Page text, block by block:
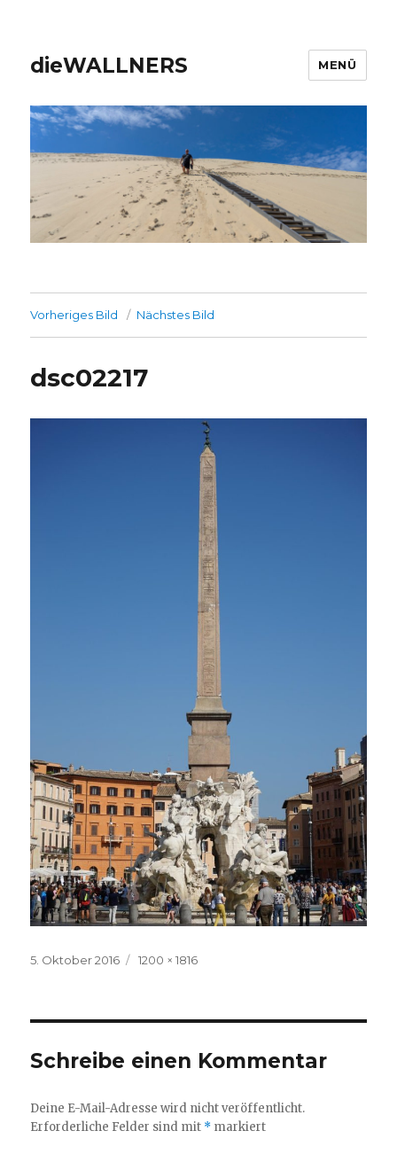
dieWALLNERS MENÜ
Vorheriges Bild Nächstes Bild
dsc02217
Veröffentlicht
5. Oktober 2016
Volle
1200 × 1816
Schreibe einen Kommentar
Deine E-Mail-Adresse wird nicht veröffentlicht.
Erforderliche Felder sind mit * markiert